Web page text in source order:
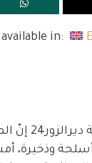
in:
قال مصدر خاص
أسلحة وذخيرة،